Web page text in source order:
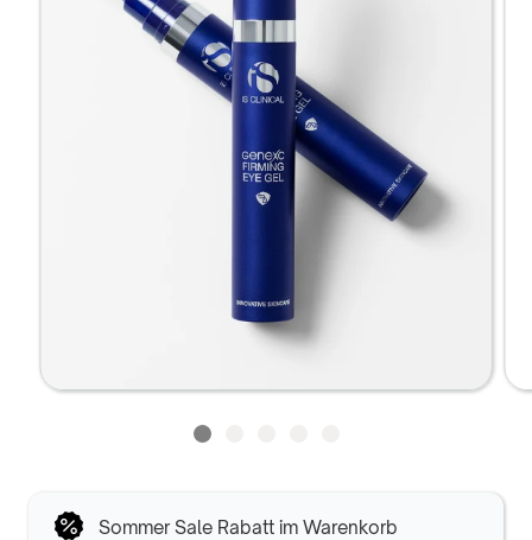
Sommer Sale Rabatt im Warenkorb